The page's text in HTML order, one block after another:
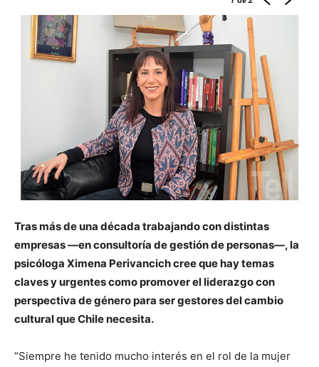
Tras más de una década trabajando con distintas
empresas —en consultoría de gestión de personas—, la
psicóloga Ximena Perivancich cree que hay temas
claves y urgentes como promover el liderazgo con
perspectiva de género para ser gestores del cambio
cultural que Chile necesita.
“Siempre he tenido mucho interés en el rol de la mujer